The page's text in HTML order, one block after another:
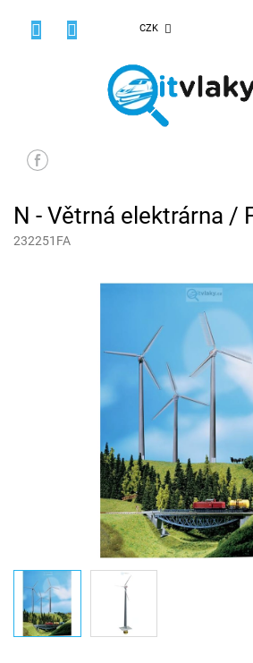
CZK
N - Větrná elektrárna /
232251FA